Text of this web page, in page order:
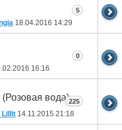
18.04.2016 14:29
5
16:16
0
(Розовая вода)
Lillit 14.11.2015 21:18
225